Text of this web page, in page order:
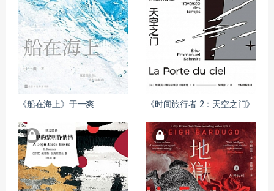
《船在海上》于一爽 《时间旅行者 2：天空之门》